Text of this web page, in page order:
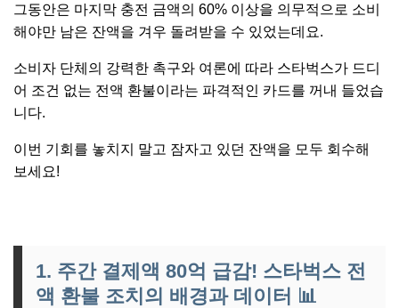
그동안은 마지막 충전 금액의 60% 이상을 의무적으로 소비
해야만 남은 잔액을 겨우 돌려받을 수 있었는데요.
소비자 단체의 강력한 촉구와 여론에 따라 스타벅스가 드디
어 조건 없는 전액 환불이라는 파격적인 카드를 꺼내 들었습
니다.
이번 기회를 놓치지 말고 잠자고 있던 잔액을 모두 회수해
보세요!
1. 주간 결제액 80억 급감! 스타벅스 전
액 환불 조치의 배경과 데이터 📊